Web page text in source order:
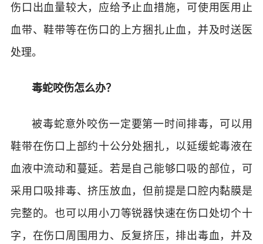
伤口出血量较大，应给予止血措施，可使用医用止
血带、鞋带等在伤口的上方捆扎止血，并及时送医
处理。
毒蛇咬伤怎么办？
被毒蛇意外咬伤一定要第一时间排毒，可以用
鞋带在伤口上部约十公分处捆扎，以延缓蛇毒液在
血液中流动和蔓延。若是自己能够口吸的部位，可
采用口吸排毒、挤压放血，但前提是口腔内黏膜是
完整的。也可以用小刀等锐器快速在伤口处切个十
字，在伤口周围用力、反复挤压，排出毒血，并及